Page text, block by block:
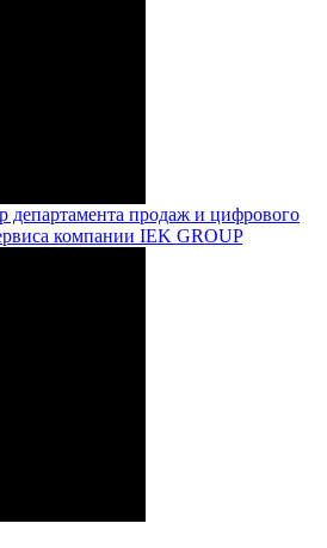
департамента продаж и цифрового
компании IEK GROUP